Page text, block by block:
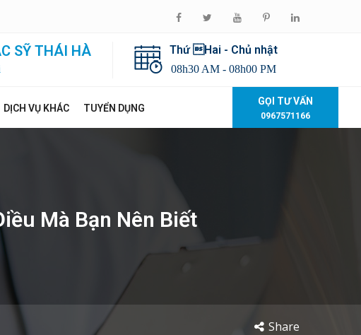
SỸ THÁI HÀ Thứ Hai - Chủ nhật
08h30 AM - 08h00 PM
DỊCH VỤ KHÁC TUYỂN DỤNG
GỌI TƯ VẤN
0967571166
Mà Bạn Nên Biết
Share